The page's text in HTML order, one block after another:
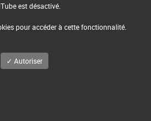
est désactivé.
pour accéder à cette fonctionnalité.
✓ Autoriser